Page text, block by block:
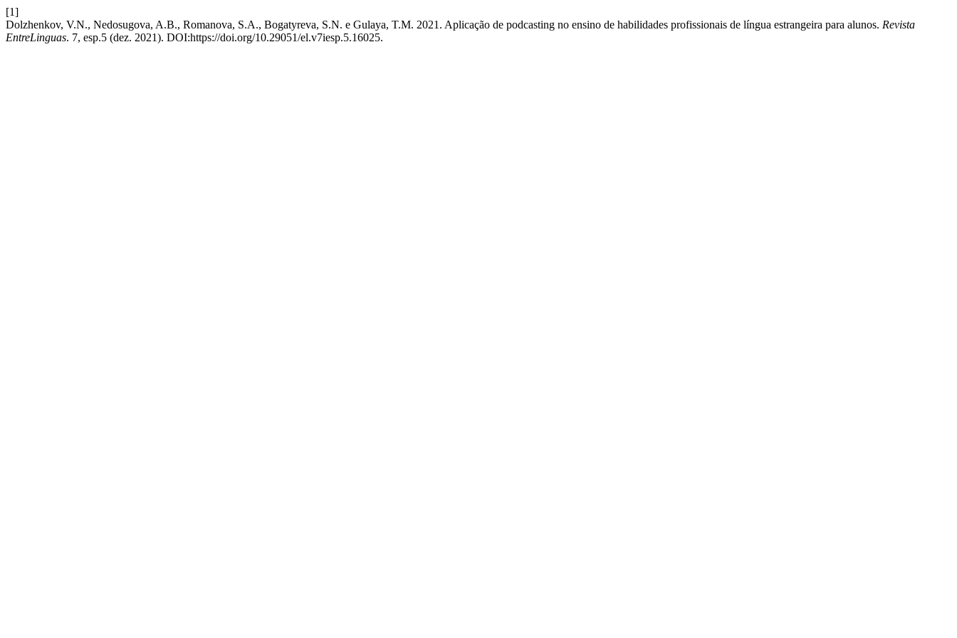
[1]
Dolzhenkov, V.N., Nedosugova, A.B., Romanova, S.A., Bogatyreva, S.N. e Gulaya, T.M. 2021. Aplicação de podcasting no ensino de habilidades profissionais de língua estrangeira para alunos. Revista
EntreLinguas. 7, esp.5 (dez. 2021). DOI:https://doi.org/10.29051/el.v7iesp.5.16025.